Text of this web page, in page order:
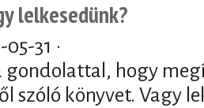
lelkesedünk?
05-31 ·
gondolattal, hogy
szóló könyvet. Vagy